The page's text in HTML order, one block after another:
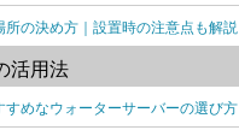
の決め方｜設置時の注意点も解説
活用法
めなウォーターサーバーの選び方